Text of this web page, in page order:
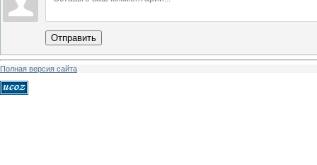
Отправить
Полная версия сайта